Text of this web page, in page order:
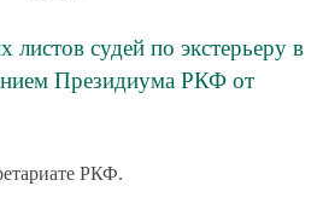
листов судей по экстерьеру в
Президиума РКФ от
РКФ.